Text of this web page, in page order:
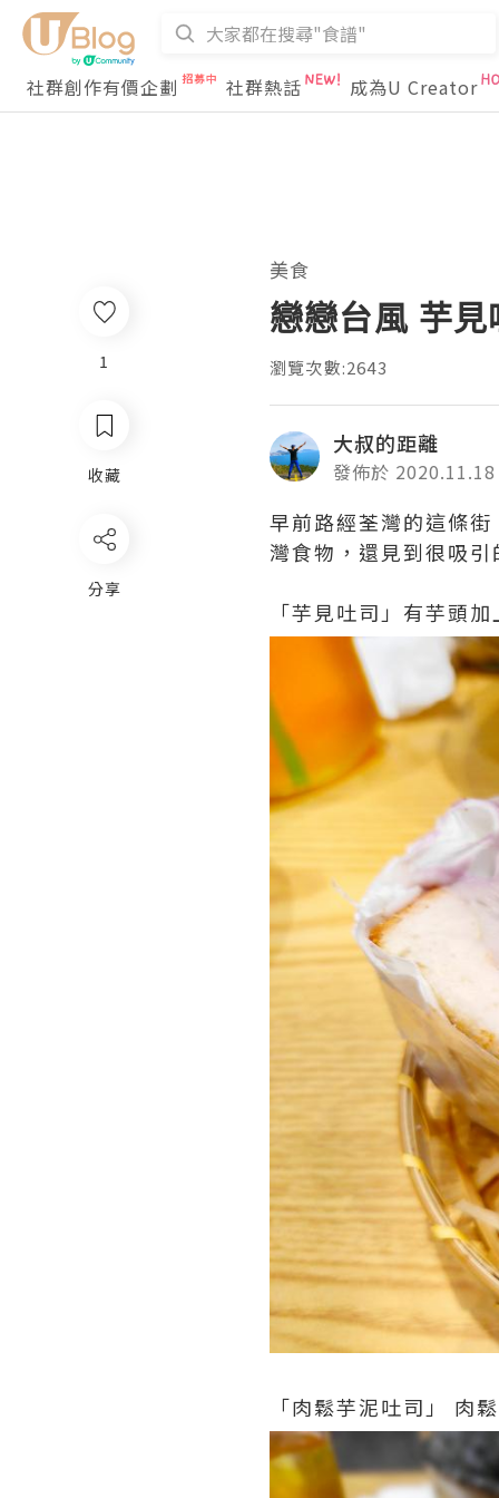
社群創作有價企劃 社群熱話 成為U Creator
1
收藏
分享
美食
戀戀台風 芋見
瀏覽次數:2643
大叔的距離
發佈於 2020.11.18
早前路經荃灣的這條
灣食物，還見到很吸
「芋見吐司」有芋頭
「肉鬆芋泥吐司」 肉